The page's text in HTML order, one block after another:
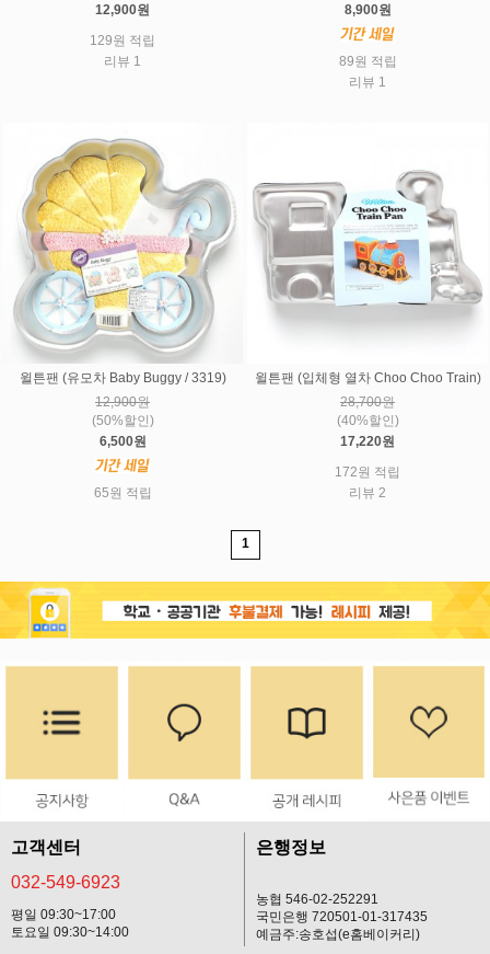
12,900원
129원 적립
리뷰 1
8,900원
89원 적립
리뷰 1
윌튼팬 (유모차 Baby Buggy / 3319)
12,900원
(50%할인)
6,500원
65원 적립
윌튼팬 (입체형 열차 Choo Choo Train)
28,700원
(40%할인)
17,220원
172원 적립
리뷰 2
1
고객센터
032-549-6923
평일 09:30~17:00
토요일 09:30~14:00
은행정보
농협 546-02-252291
국민은행 720501-01-317435
예금주:송호섭(e홈베이커리)